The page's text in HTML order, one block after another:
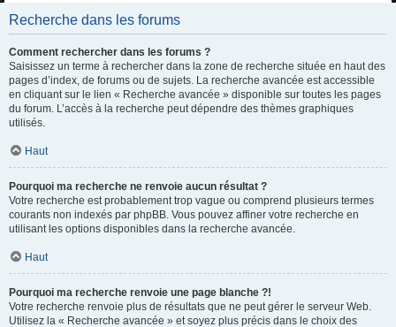
Recherche dans les forums
Comment rechercher dans les forums ?
Saisissez un terme à rechercher dans la zone de recherche située en haut des
pages d’index, de forums ou de sujets. La recherche avancée est accessible
en cliquant sur le lien « Recherche avancée » disponible sur toutes les pages
du forum. L’accès à la recherche peut dépendre des thèmes graphiques
utilisés.
Haut
Pourquoi ma recherche ne renvoie aucun résultat ?
Votre recherche est probablement trop vague ou comprend plusieurs termes
courants non indexés par phpBB. Vous pouvez affiner votre recherche en
utilisant les options disponibles dans la recherche avancée.
Haut
Pourquoi ma recherche renvoie une page blanche ?!
Votre recherche renvoie plus de résultats que ne peut gérer le serveur Web.
Utilisez la « Recherche avancée » et soyez plus précis dans le choix des